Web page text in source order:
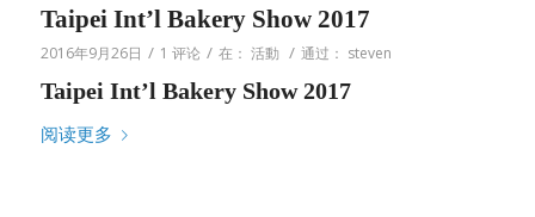
Taipei Int’l Bakery Show 2017
2016年9月26日 / 1 评论 / 在： 活動 / 通过： steven
Taipei Int’l Bakery Show 2017
阅读更多